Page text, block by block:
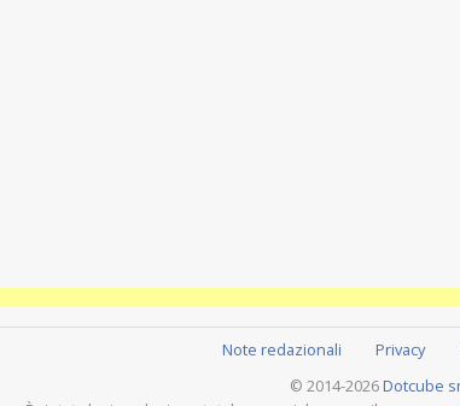
Note redazionali Privacy
© 2014-2026 Dotcube